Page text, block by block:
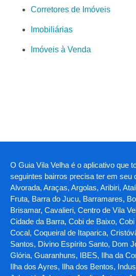
Corretores de Imóveis
Imobiliárias
Imóveis à Venda
O Guia Vila Velha é o aplicativo que
seguintes bairros precisa ter em seu
Alvorada, Araças, Argolas, Aribiri,
Fruta, Barra do Jucu, Barramares,
Brisamar, Cavalieri, Centro de Vila
Cidade da Barra, Cobi de Baixo,
Cocal, Coqueiral de Itaparica,
Santos, Divino Espírito Santo, Dom
Glória, Guaranhuns, IBES, Ilha da
Ilha dos Ayres, Ilha dos Bentos,